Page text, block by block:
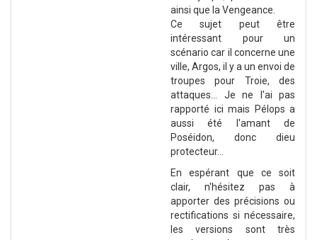
ainsi que la Vengeance.
Ce sujet peut être
intéressant pour un
scénario car il concerne une
ville, Argos, il y a un envoi de
troupes pour Troie, des
attaques... Je ne l'ai pas
rapporté ici mais Pélops a
aussi été l'amant de
Poséidon, donc dieu
protecteur...
En espérant que ce soit
clair, n'hésitez pas à
apporter des précisions ou
rectifications si nécessaire,
les versions sont très